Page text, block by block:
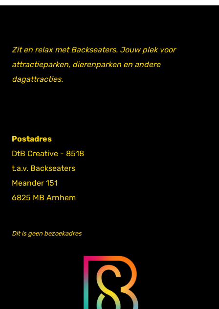
Zit en relax met Backseaters. Jouw plek voor
attractieparken, dierenparken en andere
dagattracties.
Postadres
DtB Creative - 8518
t.a.v. Backseaters
Meander 151
6825 MB Arnhem
Dit is geen bezoekadres